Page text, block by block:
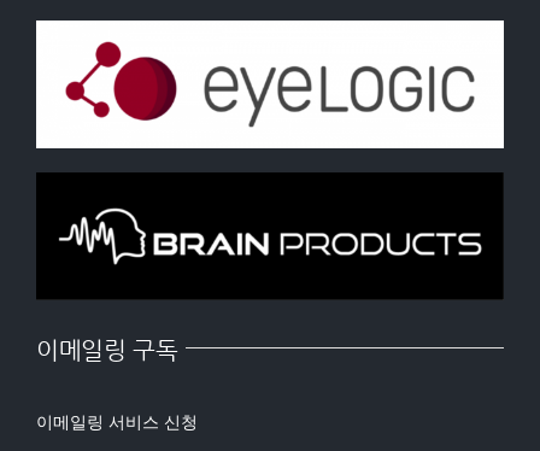
이메일링 구독
이메일링 서비스 신청